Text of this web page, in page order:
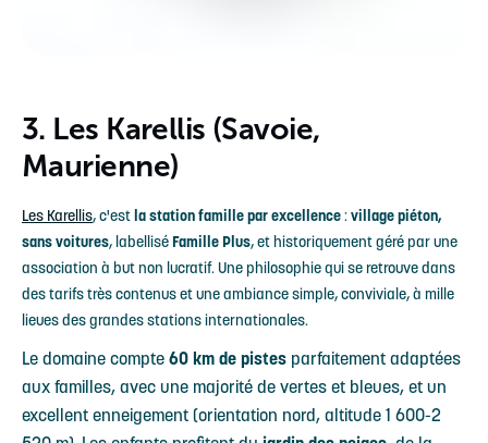
3. Les Karellis (Savoie,
Maurienne)
Les Karellis, c'estla station famille par excellence:village piéton,
sans voitures, labellisé Famille Plus, et historiquement géré par une
association à but non lucratif. Une philosophie qui se retrouve dans
des tarifs très contenus et une ambiance simple, conviviale, à mille
lieues des grandes stations internationales.
Le domaine compte 60 km de pistes parfaitement adaptées
aux familles, avec une majorité de vertes et bleues, et un
excellent enneigement (orientation nord, altitude 1 600-2